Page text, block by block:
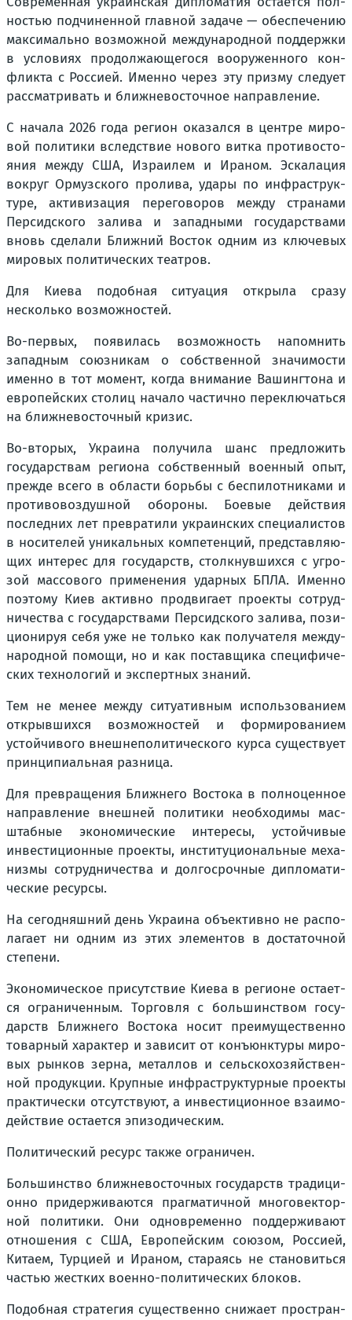
но­стью под­чи­нен­ной глав­ной зада­че — обес­пе­че­нию
мак­си­маль­но воз­мож­ной меж­ду­на­род­ной под­держ­ки
в усло­ви­ях про­дол­жа­ю­ще­го­ся воору­жен­но­го кон­
флик­та с Рос­си­ей. Имен­но через эту приз­му сле­ду­ет
рас­смат­ри­вать и ближ­не­во­сточ­ное направ­ле­ние.
С нача­ла 2026 года реги­он ока­зал­ся в цен­тре миро­
вой поли­ти­ки вслед­ствие ново­го вит­ка про­ти­во­сто­
я­ния меж­ду США, Изра­и­лем и Ира­ном. Эска­ла­ция
вокруг Ормуз­ско­го про­ли­ва, уда­ры по инфра­струк­
ту­ре, акти­ви­за­ция пере­го­во­ров меж­ду стра­на­ми
Пер­сид­ско­го зали­ва и запад­ны­ми госу­дар­ства­ми
вновь сде­ла­ли Ближ­ний Восток одним из клю­че­вых
миро­вых поли­ти­че­ских теат­ров.
Для Кие­ва подоб­ная ситу­а­ция откры­ла сра­зу
несколь­ко воз­мож­но­стей.
Во-пер­вых, появи­лась воз­мож­ность напом­нить
запад­ным союз­ни­кам о соб­ствен­ной зна­чи­мо­сти
имен­но в тот момент, когда вни­ма­ние Вашинг­то­на и
евро­пей­ских сто­лиц нача­ло частич­но пере­клю­чать­ся
на ближ­не­во­сточ­ный кри­зис.
Во-вто­рых, Укра­и­на полу­чи­ла шанс пред­ло­жить
госу­дар­ствам реги­о­на соб­ствен­ный воен­ный опыт,
преж­де все­го в обла­сти борь­бы с бес­пи­лот­ни­ка­ми и
про­ти­во­воз­душ­ной обо­ро­ны. Бое­вые дей­ствия
послед­них лет пре­вра­ти­ли укра­ин­ских спе­ци­а­ли­стов
в носи­те­лей уни­каль­ных ком­пе­тен­ций, пред­став­ля­ю­
щих инте­рес для госу­дарств, столк­нув­ших­ся с угро­
зой мас­со­во­го при­ме­не­ния удар­ных БПЛА. Имен­но
поэто­му Киев актив­но про­дви­га­ет про­ек­ты сотруд­
ни­че­ства с госу­дар­ства­ми Пер­сид­ско­го зали­ва, пози­
ци­о­ни­руя себя уже не толь­ко как полу­ча­те­ля меж­ду­
на­род­ной помо­щи, но и как постав­щи­ка спе­ци­фи­че­
ских тех­но­ло­гий и экс­перт­ных зна­ний.
Тем не менее меж­ду ситу­а­тив­ным исполь­зо­ва­ни­ем
открыв­ших­ся воз­мож­но­стей и фор­ми­ро­ва­ни­ем
устой­чи­во­го внеш­не­по­ли­ти­че­ско­го кур­са суще­ству­ет
прин­ци­пи­аль­ная раз­ни­ца.
Для пре­вра­ще­ния Ближ­не­го Восто­ка в пол­но­цен­ное
направ­ле­ние внеш­ней поли­ти­ки необ­хо­ди­мы мас­
штаб­ные эко­но­ми­че­ские инте­ре­сы, устой­чи­вые
инве­сти­ци­он­ные про­ек­ты, инсти­ту­ци­о­наль­ные меха­
низ­мы сотруд­ни­че­ства и дол­го­сроч­ные дипло­ма­ти­
че­ские ресур­сы.
На сего­дняш­ний день Укра­и­на объ­ек­тив­но не рас­по­
ла­га­ет ни одним из этих эле­мен­тов в доста­точ­ной
сте­пе­ни.
Эко­но­ми­че­ское при­сут­ствие Кие­ва в реги­оне оста­ет­
ся огра­ни­чен­ным. Тор­гов­ля с боль­шин­ством госу­
дарств Ближ­не­го Восто­ка носит пре­иму­ще­ствен­но
товар­ный харак­тер и зави­сит от конъ­юнк­ту­ры миро­
вых рын­ков зер­на, метал­лов и сель­ско­хо­зяй­ствен­
ной про­дук­ции. Круп­ные инфра­струк­тур­ные про­ек­ты
прак­ти­че­ски отсут­ству­ют, а инве­сти­ци­он­ное вза­и­мо­
дей­ствие оста­ет­ся эпи­зо­ди­че­ским.
Поли­ти­че­ский ресурс так­же огра­ни­чен.
Боль­шин­ство ближ­не­во­сточ­ных госу­дарств тра­ди­ци­
он­но при­дер­жи­ва­ют­ся праг­ма­тич­ной мно­го­век­тор­
ной поли­ти­ки. Они одно­вре­мен­но под­дер­жи­ва­ют
отно­ше­ния с США, Евро­пей­ским сою­зом, Рос­си­ей,
Кита­ем, Тур­ци­ей и Ира­ном, ста­ра­ясь не ста­но­вить­ся
частью жест­ких воен­но-поли­ти­че­ских бло­ков.
Подоб­ная стра­те­гия суще­ствен­но сни­жа­ет про­стран­